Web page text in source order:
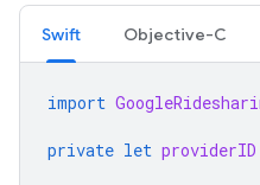
Swift Objective-C
import
private let providerID